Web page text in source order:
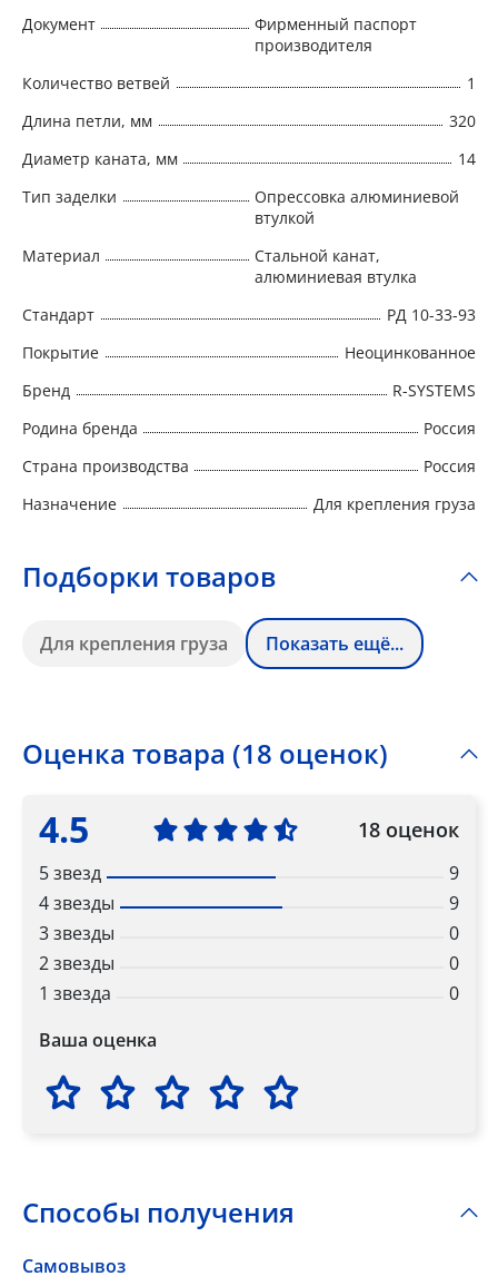
Документ
Фирменный паспорт
производителя
Количество ветвей
1
Длина петли, мм
320
Диаметр каната, мм
14
Тип заделки
Опрессовка алюминиевой
втулкой
Материал
Стальной канат,
алюминиевая втулка
Стандарт
РД 10-33-93
Покрытие
Неоцинкованное
Бренд
R-SYSTEMS
Родина бренда
Россия
Страна производства
Россия
Назначение
Для крепления груза
Подборки товаров
Для крепления груза Показать ещё...
Оценка товара (18 оценок)
4.5 18 оценок
5 звезд
9
4 звезды
9
3 звезды
0
2 звезды
0
1 звезда
0
Ваша оценка
Способы получения
Самовывоз